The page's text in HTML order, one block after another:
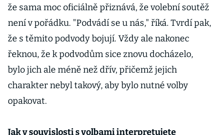
že sama moc oficiálně přiznává, že volební soutěž
není v pořádku. "Podvádí se u nás," říká. Tvrdí pak,
že s těmito podvody bojují. Vždy ale nakonec
řeknou, že k podvodům sice znovu docházelo,
bylo jich ale méně než dřív, přičemž jejich
charakter nebyl takový, aby bylo nutné volby
opakovat.
Jak v souvislosti s volbami interpretujete